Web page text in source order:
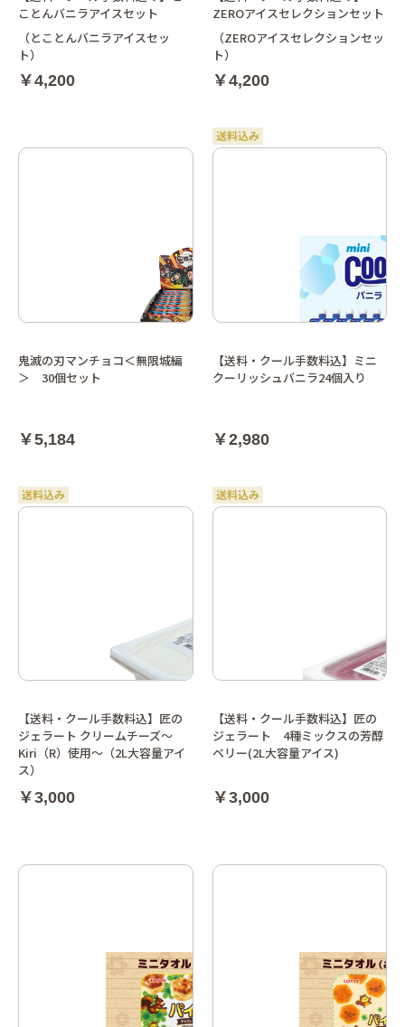
ことんバニラアイスセット
（とことんバニラアイスセッ
ト）
￥4,200
ZEROアイスセレクションセット
（ZEROアイスセレクションセッ
ト）
￥4,200
鬼滅の刃マンチョコ＜無限城編
＞ 30個セット
￥5,184
【送料・クール手数料込】ミニ
クーリッシュバニラ24個入り
￥2,980
【送料・クール手数料込】匠の
ジェラート クリームチーズ～
Kiri（R）使用～（2L大容量アイ
ス）
￥3,000
【送料・クール手数料込】匠の
ジェラート 4種ミックスの芳醇
ベリー(2L大容量アイス)
￥3,000